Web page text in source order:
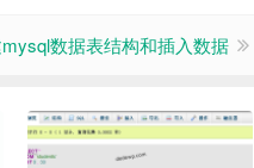
数据表结构和插入数据